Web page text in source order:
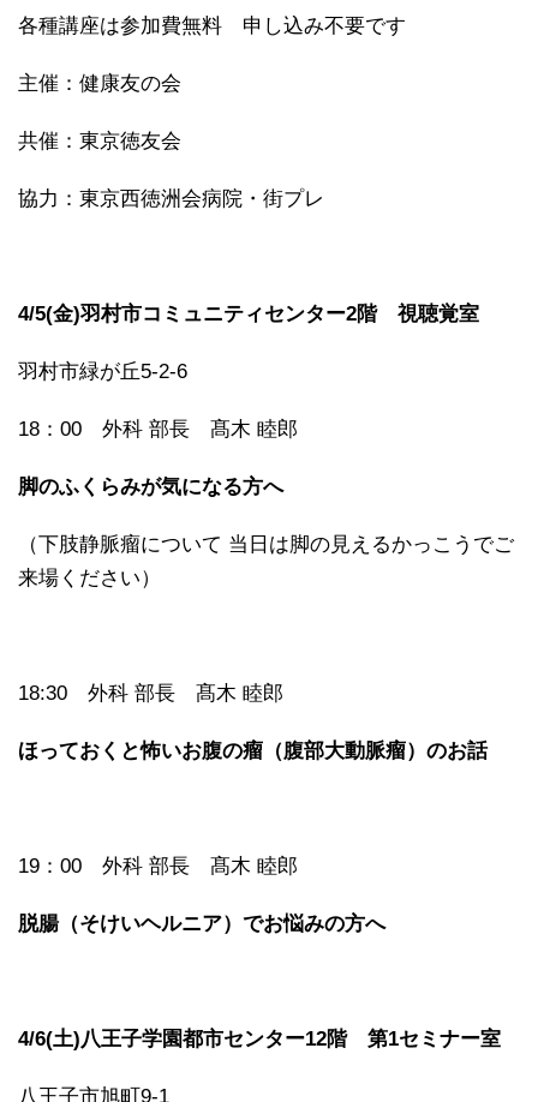
各種講座は参加費無料 申し込み不要です
主催：健康友の会
共催：東京徳友会
協力：東京西徳洲会病院・街プレ
4/5(金)羽村市コミュニティセンター2階 視聴覚室
羽村市緑が丘5-2-6
18：00 外科 部長 髙木 睦郎
脚のふくらみが気になる方へ
（下肢静脈瘤について 当日は脚の見えるかっこうでご
来場ください）
18:30 外科 部長 髙木 睦郎
ほっておくと怖いお腹の瘤（腹部大動脈瘤）のお話
19：00 外科 部長 髙木 睦郎
脱腸（そけいヘルニア）でお悩みの方へ
4/6(土)八王子学園都市センター12階 第1セミナー室
八王子市旭町9-1